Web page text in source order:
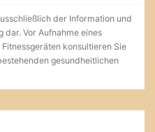
der Information und
dar. Vor Aufnahme eines
konsultieren Sie
gesundheitlichen